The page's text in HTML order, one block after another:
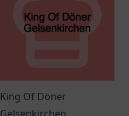
King Of Döner